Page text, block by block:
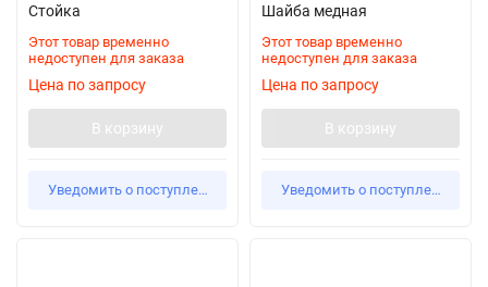
Стойка
Этот товар временно
недоступен для заказа
Цена по запросу
В корзину
Уведомить о поступлении
Шайба медная
Этот товар временно
недоступен для заказа
Цена по запросу
В корзину
Уведомить о поступлении